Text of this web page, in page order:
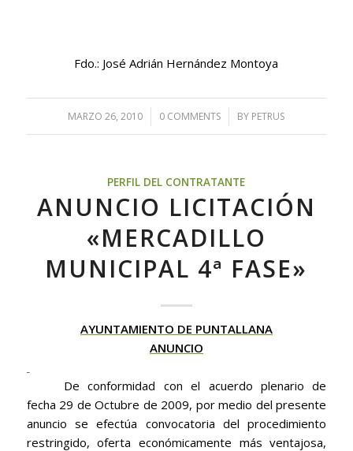
Fdo.: José Adrián Hernández Montoya
MARZO 26, 2010
/ 0 COMMENTS
/ BY PETRUS
PERFIL DEL CONTRATANTE
ANUNCIO LICITACIÓN
«MERCADILLO
MUNICIPAL 4ª FASE»
AYUNTAMIENTO DE PUNTALLANA
ANUNCIO
De conformidad con el acuerdo plenario de
fecha 29 de Octubre de 2009, por medio del presente
anuncio se efectúa convocatoria del procedimiento
restringido, oferta económicamente más ventajosa,